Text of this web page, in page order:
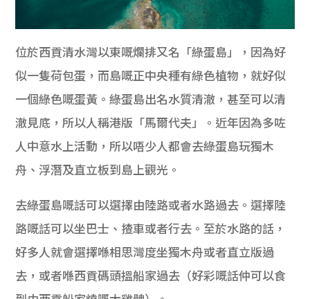
位於西貢清水灣以東嘅爛排又名「綠蛋島」，因為好
似一隻荷包蛋，而島嘅正中央種有綠色植物，就好似
一個綠色嘅蛋黃。綠蛋島出名水質清澈，甚至可以清
澈見底，所以人稱港版「馬爾代夫」。近年因為多咗
人中意水上活動，所以唔少人都會去綠蛋島玩獨木
舟、浮潛及直立板到島上觀光。
去綠蛋島嘅話可以選擇由陸路或者水路過去。選擇陸
路嘅話可以坐巴士、揸車或者行去。至於水路的話，
好多人就會選擇喺相思灣度坐獨木舟或者直立版過
去，或者喺西貢碼頭搵船家過去（好彩嘅話仲可以食